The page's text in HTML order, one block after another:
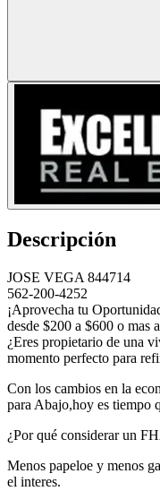
Descripción
JOSE VEGA 844714
562-200-4252
¡Aprovecha tu
desde $200 a $600 o mas
¿Eres propietario de una
momento perfecto para
Con los cambios en la
para Abajo,hoy es tiempo
¿Por qué considerar un
Menos papeloe y menos
el interes.